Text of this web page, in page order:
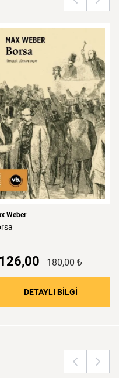
Soyadları ve
Weber
180,00 ₺
DETAYLI BİLGİ